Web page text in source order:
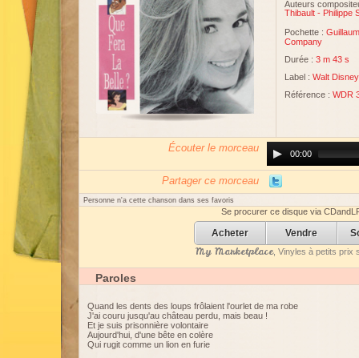
Auteurs
Thibault - Philippe
Pochette :
Company
Durée : 3 m 43 s
Label : Walt
Référence : WDR
Écouter le morceau
Player00:00
Partager ce morceau
Personne n'a cette chanson dans ses favoris
Se procurer ce disque via
Acheter Vendre
My Marketplace, Vinyles à petits prix
Paroles
Quand les dents des loups frôlaient l'ourlet de ma robe
J'ai couru jusqu'au château perdu, mais beau !
Et je suis prisonnière volontaire
Aujourd'hui, d'une bête en colère
Qui rugit comme un lion en furie